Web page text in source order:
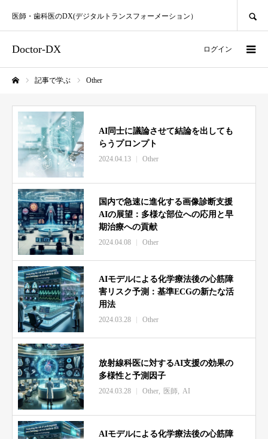
Doctor-DX
医師・歯科医のDX(デジタルトランスフォーメーション）
ログイン
記事で学ぶ Other
AI同士に議論させて結論を出しても
らうプロンプト
2024.04.13 Other
国内で急速に進化する画像診断支援
AIの展望：多様な部位への応用と早
期治療への貢献
2024.04.08 Other
AIモデルによる化学療法後の心筋障
害リスク予測：基準ECGの新たな活
用法
2024.03.28 Other
放射線科医に対するAI支援の効果の
多様性と予測因子
2024.03.28 Other 医師 AI
AIモデルによる化学療法後の心筋障